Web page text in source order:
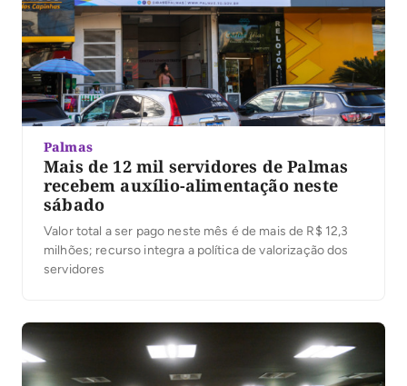
Palmas
Mais de 12 mil servidores de Palmas
recebem auxílio-alimentação neste
sábado
Valor total a ser pago neste mês é de mais de R$ 12,3
milhões; recurso integra a política de valorização dos
servidores